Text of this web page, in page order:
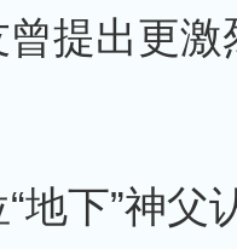
提出更激
“地下”神父